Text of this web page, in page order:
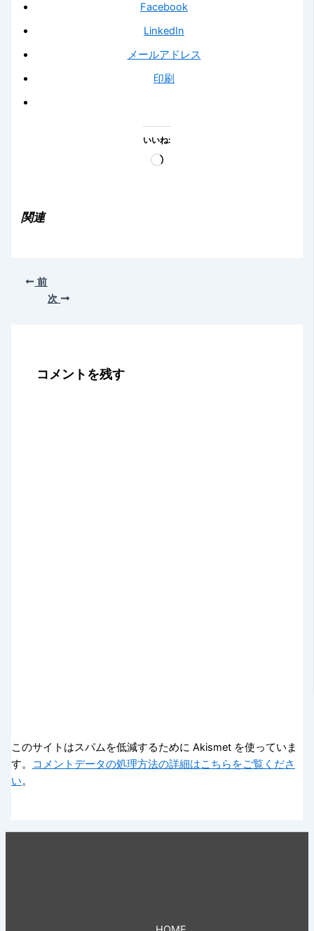
Facebook
LinkedIn
メールアドレス
印刷
いいね:
読
関連
前
次
コメントを残す
このサイトはスパムを低減するために Akismet を使っていま
す。
コメントデータの処理方法の詳細はこちらをご覧くださ
い。